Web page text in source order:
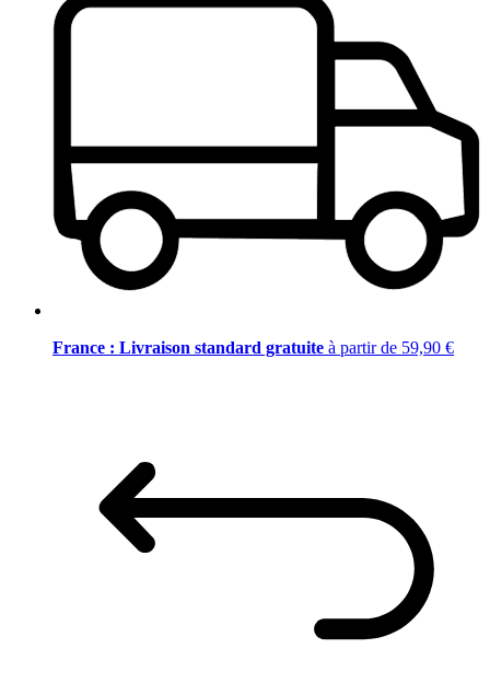
France : Livraison standard gratuite à partir de 59,90 €